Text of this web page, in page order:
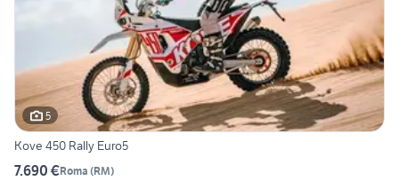
5
Kove 450 Rally Euro5
7.690 €Roma (RM)